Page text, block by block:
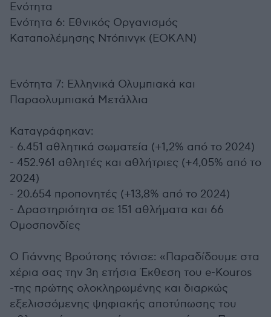
Ενότητα
Ενότητα 6: Εθνικός Οργανισμός
Καταπολέμησης Ντόπινγκ (ΕΟΚΑΝ)
Ενότητα 7: Ελληνικά Ολυμπιακά και
Παραολυμπιακά Μετάλλια
Καταγράφηκαν:
- 6.451 αθλητικά σωματεία (+1,2% από το 2024)
- 452.961 αθλητές και αθλήτριες (+4,05% από το
2024)
- 20.654 προπονητές (+13,8% από το 2024)
- Δραστηριότητα σε 151 αθλήματα και 66
Ομοσπονδίες
Ο Γιάννης Βρούτσης τόνισε: «Παραδίδουμε στα
χέρια σας την 3η ετήσια Έκθεση του e-Kouros
-της πρώτης ολοκληρωμένης και διαρκώς
εξελισσόμενης ψηφιακής αποτύπωσης του